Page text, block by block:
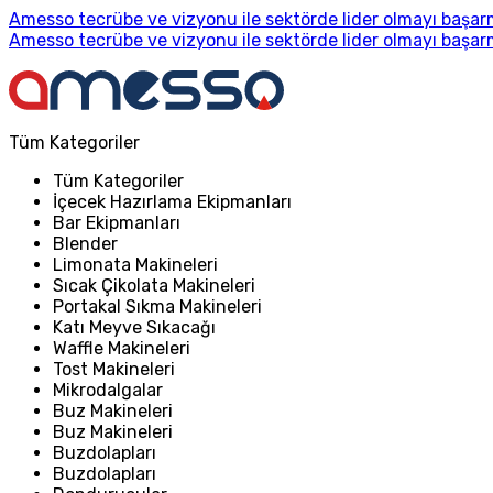
Amesso tecrübe ve vizyonu ile sektörde lider olmayı
Amesso tecrübe ve vizyonu ile sektörde lider olmayı
Tüm Kategoriler
Tüm Kategoriler
İçecek Hazırlama Ekipmanları
Bar Ekipmanları
Blender
Limonata Makineleri
Sıcak Çikolata Makineleri
Portakal Sıkma Makineleri
Katı Meyve Sıkacağı
Waffle Makineleri
Tost Makineleri
Mikrodalgalar
Buz Makineleri
Buz Makineleri
Buzdolapları
Buzdolapları